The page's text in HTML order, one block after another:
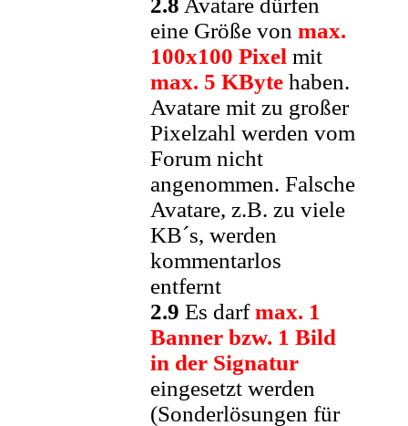
2.8 Avatare dürfen
eine Größe von max.
100x100 Pixel mit
max. 5 KBytehaben.
Avatare mit zu großer
Pixelzahl werden vom
Forum nicht
angenommen. Falsche
Avatare, z.B. zu viele
KB´s, werden
kommentarlos
entfernt
2.9 Es darfmax. 1
Banner bzw. 1 Bild
in der Signatur
eingesetzt werden
(Sonderlösungen für